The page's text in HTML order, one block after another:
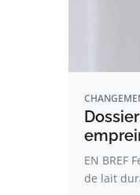
EN BREF
de lait